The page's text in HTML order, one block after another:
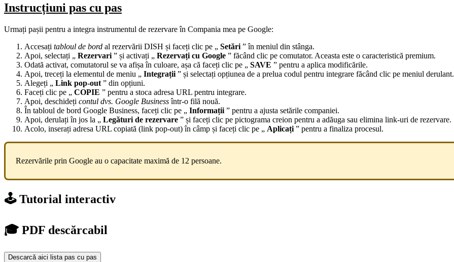
Instrucțiuni pas cu pas
Urmați pașii pentru a integra instrumentul de rezervare în Compania mea pe Google:
Accesați tabloul de bord al rezervării DISH și faceți clic pe „ Setări ” în meniul din stânga.
Apoi, selectați „ Rezervari ” și activați „ Rezervați cu Google ” făcând clic pe comutator. Aceasta este o caracteristică premium.
Odată activat, comutatorul se va afișa în culoare, așa că faceți clic pe „ SAVE ” pentru a aplica modificările.
Apoi, treceți la elementul de meniu „ Integrații ” și selectați opțiunea de a prelua codul pentru integrare făcând clic pe meniul derulant.
Alegeți „ Link pop-out ” din opțiuni.
Faceți clic pe „ COPIE ” pentru a stoca adresa URL pentru integrare.
Apoi, deschideți contul dvs. Google Businessîntr-o filă nouă.
În tabloul de bord Google Business, faceți clic pe „ Informații ” pentru a ajusta setările companiei.
Apoi, derulați în jos la „ Legături de rezervare ” și faceți clic pe pictograma creion pentru a adăuga sau elimina link-uri de rezervare.
Acolo, inserați adresa URL copiată (link pop-out) în câmp și faceți clic pe „ Aplicați ” pentru a finaliza procesul.
Rezervările prin Google au o capacitate maximă de 12 persoane.
🕹️ Tutorial interactiv
🎓 PDF descărcabil
Descarcă aici lista pas cu pas